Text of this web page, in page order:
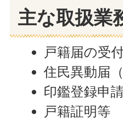
主な取扱業
戸籍届の受
住民異動届
印鑑登録申請
戸籍証明等